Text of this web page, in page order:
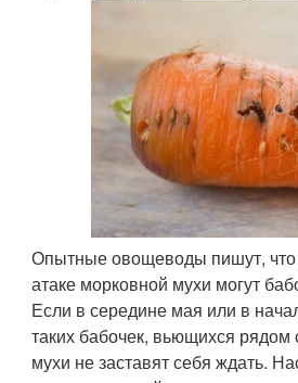
Опытные овощеводы пишут, что
атаке морковной мухи могут
Если в середине мая или в
таких бабочек, вьющихся рядом
мухи не заставят себя ждать.